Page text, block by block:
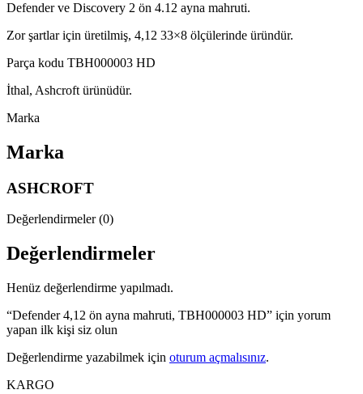
Defender ve Discovery 2 ön 4.12 ayna mahruti.
Zor şartlar için üretilmiş, 4,12 33×8 ölçülerinde üründür.
Parça kodu TBH000003 HD
İthal, Ashcroft ürünüdür.
Marka
Marka
ASHCROFT
Değerlendirmeler (0)
Değerlendirmeler
Henüz değerlendirme yapılmadı.
“Defender 4,12 ön ayna mahruti, TBH000003 HD” için yorum
yapan ilk kişi siz olun
Değerlendirme yazabilmek için oturum açmalısınız.
KARGO